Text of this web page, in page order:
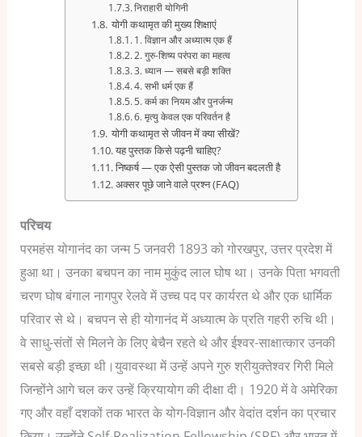
निराहारी योगिनी
योगी कथामृत की मुख्य शिक्षाएं
1. विज्ञान और अध्यात्म एक हैं
2. गुरु-शिष्य परंपरा का महत्व
3. ध्यान — सबसे बड़ी शक्ति
4. सभी धर्म एक हैं
5. कर्म का नियम और पुनर्जन्म
6. मृत्यु केवल एक परिवर्तन है
योगी कथामृत से जीवन में क्या सीखें?
यह पुस्तक किसे पढ़नी चाहिए?
निष्कर्ष — एक ऐसी पुस्तक जो जीवन बदलती है
अक्सर पूछे जाने वाले प्रश्न (FAQ)
परिचय
परमहंस योगानंद का जन्म 5 जनवरी 1893 को गोरखपुर, उत्तर प्रदेश में
हुआ था। उनका बचपन का नाम मुकुंद लाल घोष था। उनके पिता भगवती
चरण घोष बंगाल नागपुर रेलवे में उच्च पद पर कार्यरत थे और एक धार्मिक
परिवार से थे। बचपन से ही योगानंद में अध्यात्म के प्रति गहरी रुचि थी।
वे साधु-संतों से मिलने के लिए बेचैन रहते थे और ईश्वर-साक्षात्कार उनकी
सबसे बड़ी इच्छा थी।युवावस्था में उन्हें अपने गुरु श्रीयुक्तेश्वर गिरी मिले
जिन्होंने आगे चल कर उन्हें क्रियायोग की दीक्षा दी। 1920 में वे अमेरिका
गए और वहाँ दशकों तक भारत के योग-विज्ञान और वेदांत दर्शन का प्रचार